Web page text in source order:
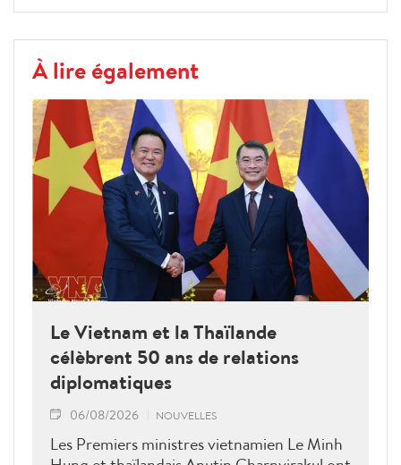
À lire également
Le Vietnam et la Thaïlande
célèbrent 50 ans de relations
diplomatiques
06/08/2026 NOUVELLES
Les Premiers ministres vietnamien Le Minh